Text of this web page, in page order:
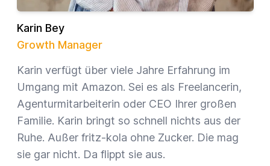
Karin Bey
Growth Manager
Karin verfügt über viele Jahre Erfahrung im
Umgang mit Amazon. Sei es als Freelancerin,
Agenturmitarbeiterin oder CEO Ihrer großen
Familie. Karin bringt so schnell nichts aus der
Ruhe. Außer fritz-kola ohne Zucker. Die mag
sie gar nicht. Da flippt sie aus.